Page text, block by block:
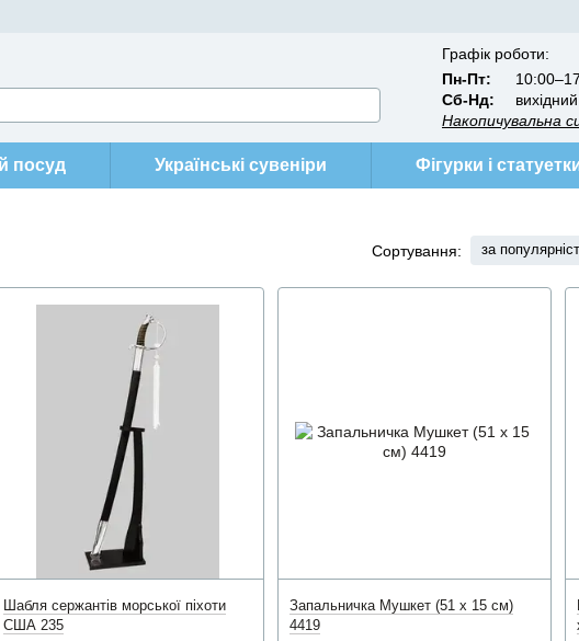
Графік роботи:
Пн-Пт:
Сб-Нд:
вихідний
Накопичувальна
посуд Українські сувеніри Фігурки і
Сортування: за
Шабля сержантів морської піхоти
США 235
Запальничка Мушкет (51 x 15 см)
4419